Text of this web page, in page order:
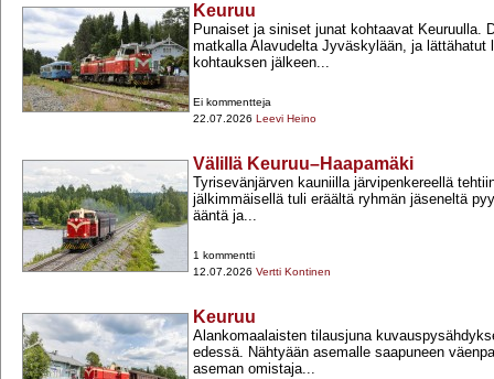
Keuruu
Punaiset ja siniset junat kohtaavat Keuruulla.
matkalla Alavudelta Jyväskylään, ja lättähatut
kohtauksen jälkeen...
Ei kommentteja
22.07.2026 Leevi Heino
Välillä Keuruu–Haapamäki
Tyrisevänjärven kauniilla järvipenkereellä
jälkimmäisellä tuli eräältä ryhmän jäseneltä
ääntä ja...
1 kommentti
12.07.2026 Vertti Kontinen
Keuruu
Alankomaalaisten tilausjuna
edessä. Nähtyään asemalle saapuneen
aseman omistaja...